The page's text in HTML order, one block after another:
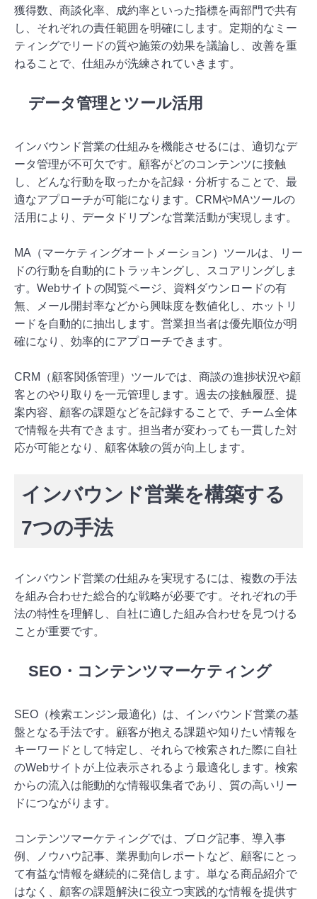
獲得数、商談化率、成約率といった指標を両部門で共有
し、それぞれの責任範囲を明確にします。定期的なミー
ティングでリードの質や施策の効果を議論し、改善を重
ねることで、仕組みが洗練されていきます。
データ管理とツール活用
インバウンド営業の仕組みを機能させるには、適切なデ
ータ管理が不可欠です。顧客がどのコンテンツに接触
し、どんな行動を取ったかを記録・分析することで、最
適なアプローチが可能になります。CRMやMAツールの
活用により、データドリブンな営業活動が実現します。
MA（マーケティングオートメーション）ツールは、リー
ドの行動を自動的にトラッキングし、スコアリングしま
す。Webサイトの閲覧ページ、資料ダウンロードの有
無、メール開封率などから興味度を数値化し、ホットリ
ードを自動的に抽出します。営業担当者は優先順位が明
確になり、効率的にアプローチできます。
CRM（顧客関係管理）ツールでは、商談の進捗状況や顧
客とのやり取りを一元管理します。過去の接触履歴、提
案内容、顧客の課題などを記録することで、チーム全体
で情報を共有できます。担当者が変わっても一貫した対
応が可能となり、顧客体験の質が向上します。
インバウンド営業を構築する
7つの手法
インバウンド営業の仕組みを実現するには、複数の手法
を組み合わせた総合的な戦略が必要です。それぞれの手
法の特性を理解し、自社に適した組み合わせを見つける
ことが重要です。
SEO・コンテンツマーケティング
SEO（検索エンジン最適化）は、インバウンド営業の基
盤となる手法です。顧客が抱える課題や知りたい情報を
キーワードとして特定し、それらで検索された際に自社
のWebサイトが上位表示されるよう最適化します。検索
からの流入は能動的な情報収集者であり、質の高いリー
ドにつながります。
コンテンツマーケティングでは、ブログ記事、導入事
例、ノウハウ記事、業界動向レポートなど、顧客にとっ
て有益な情報を継続的に発信します。単なる商品紹介で
はなく、顧客の課題解決に役立つ実践的な情報を提供す